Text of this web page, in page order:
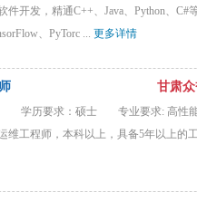
件开发，精通C++、Java、Python、
、PyTorc ... 更多详情
甘肃
学历要求：硕士 专业要求: 高性
维工程师，本科以上，具备5年以上的